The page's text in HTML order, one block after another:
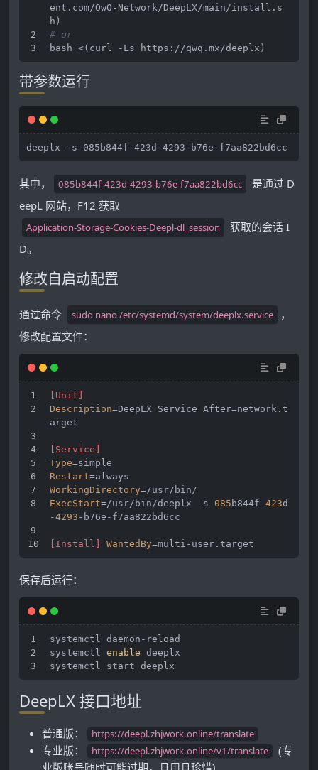
ent.com/OwO-Network/DeepLX/main/install.s
h)
# or
bash <(curl -Ls https://qwq.mx/deeplx)
带参数运行
其中， 085b844f-423d-4293-b76e-f7aa822bd6cc
是通过 D
eepL 网站，F12 获取
Application-Storage-Cookies-Deepl-dl_session
获取的会话 I
D。
修改自启动配置
通过命令 sudo nano /etc/systemd/system/deeplx.service
，
修改配置文件：
[Unit]
Description=DeepLX Service After=network.t
arget
[Service]
Type=simple
Restart=always
WorkingDirectory=/usr/bin/
ExecStart=/usr/bin/deeplx -s 085 b844f-423d
-4293 -b76e-f7aa822bd6cc
[Install] WantedBy=multi-user.target
保存后运行：
systemctl daemon-reload
systemctl enable deeplx
systemctl start deeplx
DeepLX 接口地址
普通版： https://deepl.zhjwork.online/translate
专业版： https://deepl.zhjwork.online/v1/translate
(专
业版账号随时可能过期，且用且珍惜)